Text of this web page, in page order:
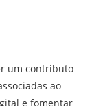
um contributo
ao
e fomentar